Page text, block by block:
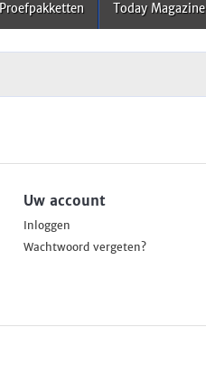
Proefpakketten Today Magazine
Uw account
Inloggen
Wachtwoord vergeten?